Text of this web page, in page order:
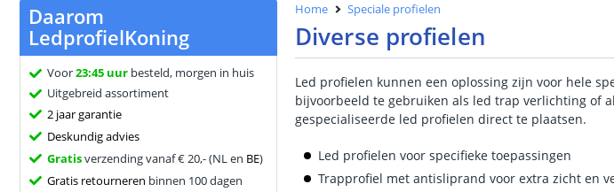
Daarom
LedprofielKoning
Voor23:45 uur besteld, morgen in huis
Uitgebreid assortiment
2 jaar garantie
Deskundig advies
Gratisverzending vanaf € 20,- (NL en BE)
Gratis retourneren binnen 100 dagen
Home Speciale profielen
Diverse profielen
Led profielen kunnen een oplossing zijn voor hele
bijvoorbeeld te gebruiken als led trap verlichting of
gespecialiseerde led profielen direct te plaatsen.
Led profielen voor specifieke toepassingen
Trapprofiel met antisliprand voor extra zicht en